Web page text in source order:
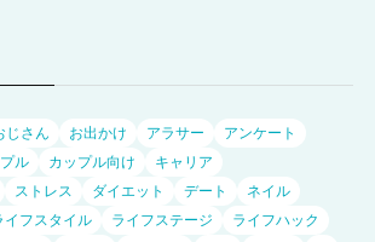
じさん お出かけ アラサー
アンケート
ル カップル向け
キャリア
ストレス ダイエット デート
ネイル
イフスタイル ライフステージ
ライフハック